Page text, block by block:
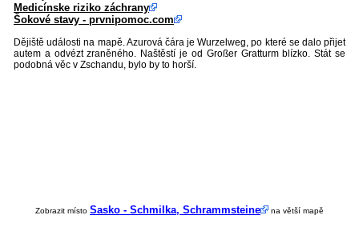
Medicínske riziko záchrany
Šokové stavy - prvnipomoc.com
Dějiště události na mapě. Azurová čára je Wurzelweg, po které se dalo přijet
autem a odvézt zraněného. Naštěstí je od Großer Gratturm blízko. Stát se
podobná věc v Zschandu, bylo by to horší.
Zobrazit místo Sasko - Schmilka, Schrammsteine na větší mapě